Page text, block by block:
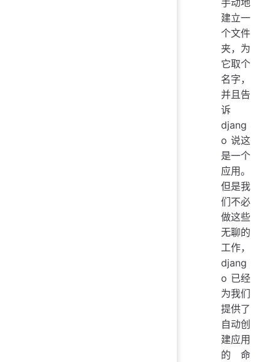
建立一
个文件
夹，为
它取个
名字，
并且告
诉
djang
o 说这
是一个
应用。
但是我
们不必
做这些
无聊的
工作，
djang
o 已经
为我们
提供了
自动创
建应用
的命